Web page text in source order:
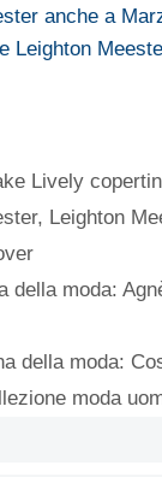
anche a
Leighton
Lively
, Leighton
della moda:
della moda:
moda